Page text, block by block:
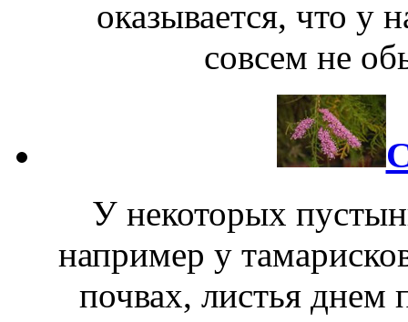
оказывается, что у
совсем не
У некоторых
например у
почвах, листья днем